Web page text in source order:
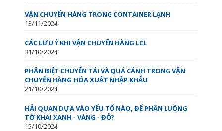
VẬN CHUYỂN HÀNG TRONG CONTAINER LẠNH
13/11/2024
CÁC LƯU Ý KHI VẬN CHUYỂN HÀNG LCL
31/10/2024
PHÂN BIỆT CHUYỂN TẢI VÀ QUÁ CẢNH TRONG VẬN
CHUYỂN HÀNG HÓA XUẤT NHẬP KHẨU
21/10/2024
HẢI QUAN DỰA VÀO YẾU TỐ NÀO, ĐỂ PHÂN LUỒNG
TỜ KHAI XANH - VÀNG - ĐỎ?
15/10/2024